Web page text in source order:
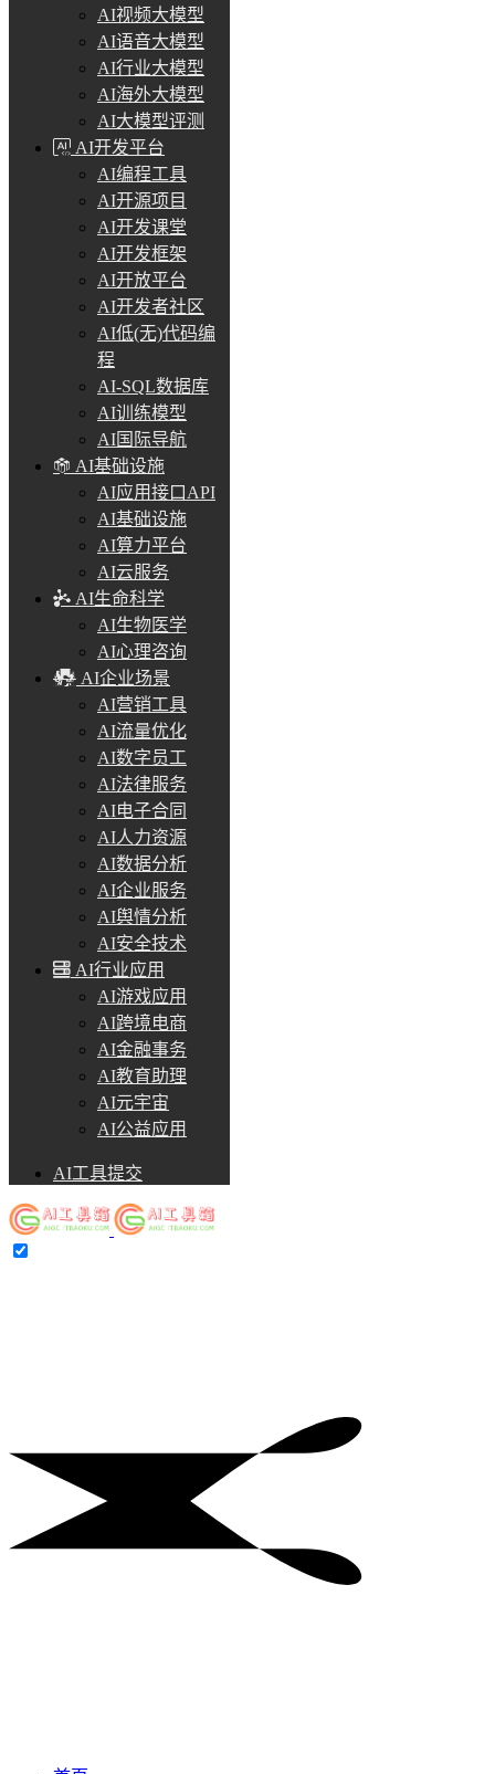
AI视频大模型
AI语音大模型
AI行业大模型
AI海外大模型
AI大模型评测
AI开发平台
AI编程工具
AI开源项目
AI开发课堂
AI开发框架
AI开放平台
AI开发者社区
AI低(无)代码编
程
AI-SQL数据库
AI训练模型
AI国际导航
AI基础设施
AI应用接口API
AI基础设施
AI算力平台
AI云服务
AI生命科学
AI生物医学
AI心理咨询
AI企业场景
AI营销工具
AI流量优化
AI数字员工
AI法律服务
AI电子合同
AI人力资源
AI数据分析
AI企业服务
AI舆情分析
AI安全技术
AI行业应用
AI游戏应用
AI跨境电商
AI金融事务
AI教育助理
AI元宇宙
AI公益应用
AI工具提交